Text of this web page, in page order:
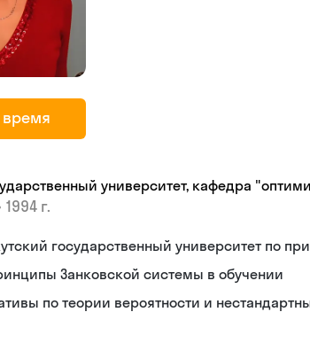
время
университет, кафедра
1994 г.
государственный университет по
Занковской системы в обучении
по теории вероятности и